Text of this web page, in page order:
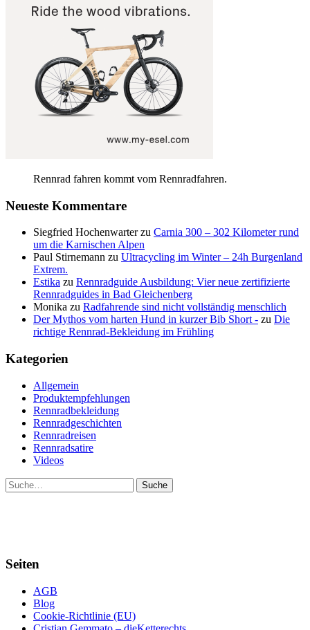
Rennrad fahren kommt vom Rennradfahren.
Neueste Kommentare
Siegfried Hochenwarterzu Carnia 300 – 302 Kilometer rund
um die Karnischen Alpen
Paul Stirnemann zu Ultracycling im Winter – 24h Burgenland
Extrem.
Estika zu Rennradguide Ausbildung: Vier neue zertifizierte
Rennradguides in Bad Gleichenberg
Monika zu Radfahrende sind nicht vollständig menschlich
Der Mythos vom harten Hund in kurzer Bib Short - zu Die
richtige Rennrad-Bekleidung im Frühling
Kategorien
Allgemein
Produktempfehlungen
Rennradbekleidung
Rennradgeschichten
Rennradreisen
Rennradsatire
Videos
Suche
Seiten
AGB
Blog
Cookie-Richtlinie (EU)